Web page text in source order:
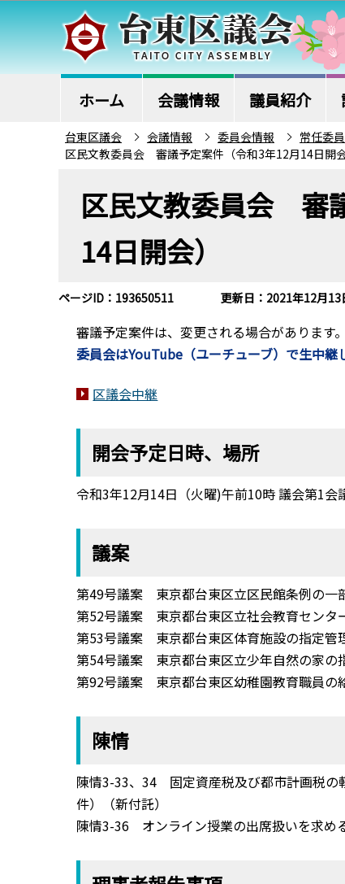
こ
の
ペ
ー
ホーム 会議情報 議員紹介
台東区議会 会議情報 委員会情報 常任委
区民文教委員会 審議予定案件（令和3年12月14日開会
ら
区民文教委員会 審
14日開会）
ページID：193650511 更新日：2021年12月13
審議予定案件は、変更される場合があります。
委員会はYouTube（ユーチューブ）で生中継
区議会中継
開会予定日時、場所
令和3年12月14日（火曜)午前10時 議会第1会
議案
第49号議案 東京都台東区立区民館条例の一
第52号議案 東京都台東区立社会教育センタ
第53号議案 東京都台東区体育施設の指定管
第54号議案 東京都台東区立少年自然の家の
第92号議案 東京都台東区幼稚園教育職員の
陳情
陳情3-33、34 固定資産税及び都市計画税の
件）（新付託）
陳情3-36 オンライン授業の出席扱いを求め